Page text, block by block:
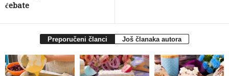
ćebate
Preporučeni članci Još članaka autora